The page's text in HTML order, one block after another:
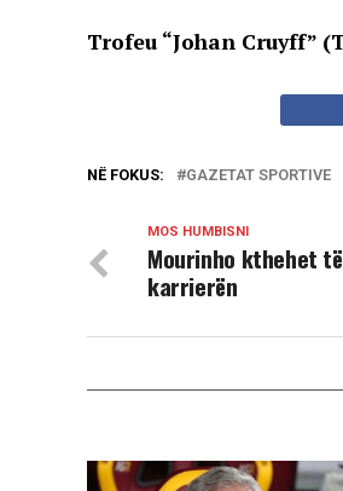
Trofeu “Johan Cruyff”
NË FOKUS: GAZETAT SPORTIVE
MOS HUMBISNI
Mourinho kthehet
karrierën